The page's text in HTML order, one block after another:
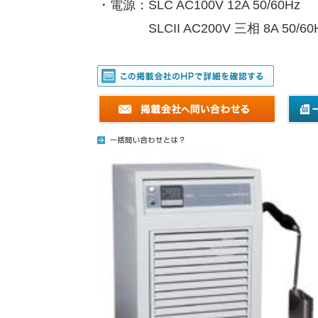
・電源：SLC AC100V 12A 50/60Hz
SLCII AC200V 三相 8A 50/